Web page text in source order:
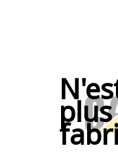
plus